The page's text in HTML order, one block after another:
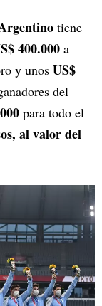
tiene
400.000 a
y unos US$
del
para todo el
al valor del